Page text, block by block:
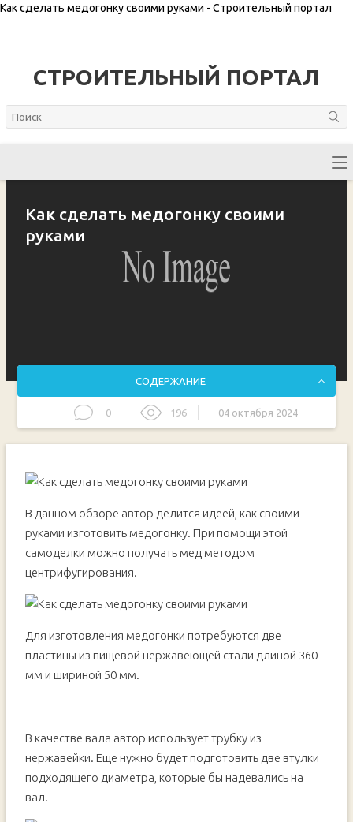
Как сделать медогонку своими руками - Строительный портал
СТРОИТЕЛЬНЫЙ ПОРТАЛ
Как сделать медогонку своими
руками
СОДЕРЖАНИЕ
0 196 04 октября 2024
В данном обзоре автор делится идеей, как своими
руками изготовить медогонку. При помощи этой
самоделки можно получать мед методом
центрифугирования.
Для изготовления медогонки потребуются две
пластины из пищевой нержавеющей стали длиной 360
мм и шириной 50 мм.
В качестве вала автор использует трубку из
нержавейки. Еще нужно будет подготовить две втулки
подходящего диаметра, которые бы надевались на
вал.